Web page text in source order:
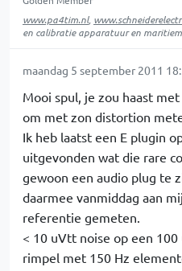
www.pa4tim.nl,
en calibratie apparatuur en
maandag 5 september 2011
Mooi spul, je zou haast
om met zon distortion
Ik heb laatst een E plugin
uitgevonden wat die rare
gewoon een audio plug te
daarmee vanmiddag aan
referentie gemeten.
< 10 uVtt noise op een
rimpel met 150 Hz